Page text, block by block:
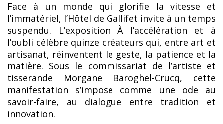
Face à un monde qui glorifie la vitesse et
l’immatériel, l’Hôtel de Gallifet invite à un temps
suspendu. L’exposition À l’accélération et à
l’oubli célèbre quinze créateurs qui, entre art et
artisanat, réinventent le geste, la patience et la
matière. Sous le commissariat de l’artiste et
tisserande Morgane Baroghel-Crucq, cette
manifestation s’impose comme une ode au
savoir-faire, au dialogue entre tradition et
innovation.